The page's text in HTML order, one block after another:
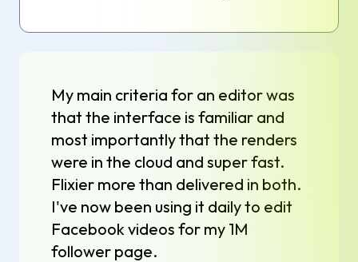
My main criteria for an editor was
that the interface is familiar and
most importantly that the renders
were in the cloud and super fast.
Flixier more than delivered in both.
I've now been using it daily to edit
Facebook videos for my 1M
follower page.